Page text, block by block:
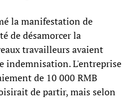
la manifestation de
de désamorcer la
travailleurs avaient
indemnisation. L'entreprise
de 10 000 RMB
de partir, mais selon